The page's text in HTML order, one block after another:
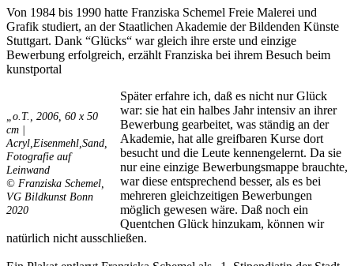
Von 1984 bis 1990 hatte Franziska Schemel Freie Malerei und
Grafik studiert, an der Staatlichen Akademie der Bildenden Künste
Stuttgart. Dank “Glücks“ war gleich ihre erste und einzige
Bewerbung erfolgreich, erzählt Franziska bei ihrem Besuch beim
kunstportal
„o.T., 2006, 60 x 50
cm |
Acryl,Eisenmehl,Sand,
Fotografie auf
Leinwand
© Franziska Schemel,
VG Bildkunst Bonn
2020
Später erfahre ich, daß es nicht nur Glück
war: sie hat ein halbes Jahr intensiv an ihrer
Bewerbung gearbeitet, was ständig an der
Akademie, hat alle greifbaren Kurse dort
besucht und die Leute kennengelernt. Da sie
nur eine einzige Bewerbungsmappe brauchte,
war diese entsprechend besser, als es bei
mehreren gleichzeitigen Bewerbungen
möglich gewesen wäre. Daß noch ein
Quentchen Glück hinzukam, können wir
natürlich nicht ausschließen.